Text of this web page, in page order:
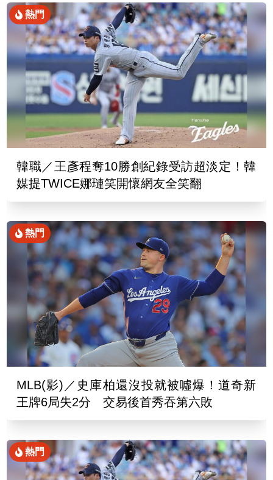
熱門
韓職／王彥程奪10勝創紀錄受訪超淡定！韓
媒提TWICE娜璉笑開懷網友全笑翻
熱門
MLB(影)／史庫柏還沒投就被噓爆！道奇新
王牌6局失2分 交易後首秀吞第六敗
熱門